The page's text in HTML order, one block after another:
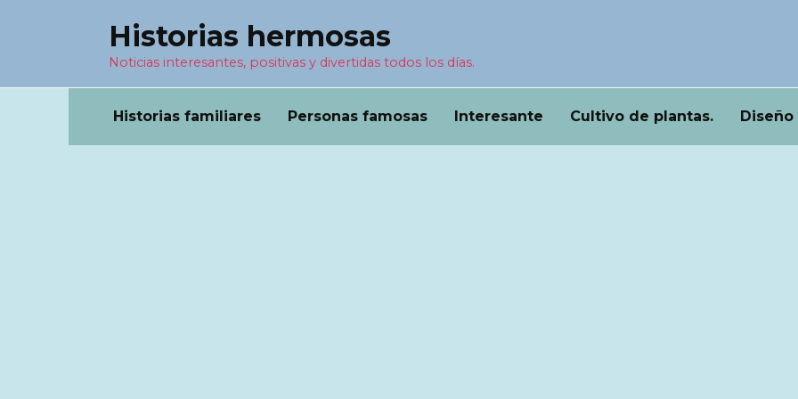
Historias hermosas
Noticias interesantes, positivas y divertidas todos los días.
Historias familiares Personas famosas Interesante Cultivo de plantas. Diseño